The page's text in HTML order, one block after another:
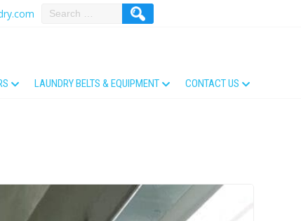
LAUNDRY BELTS & EQUIPMENT CONTACT US